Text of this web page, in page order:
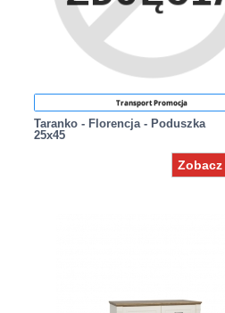
Transport Promocja
Taranko - Florencja - Poduszka
25x45
Zobacz